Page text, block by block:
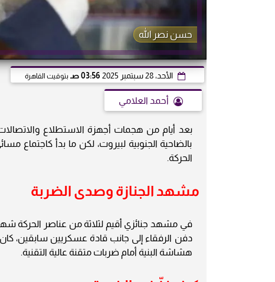
حسن نصر الله
الأحد، 28 سبتمبر 2025 03:56 صـ بتوقيت القاهرة
أحمد العلامي
بعد أيام من هجمات أجهزة الاستطلاع
بالضاحية الجنوبية لبيروت، لكن ما بدأ
الحركة.
مشهد الجنازة وصدى الضربة
في مشهد جنائزي أقيم لثلاثة من عناصر الحركة
دفن الرفقاء إلى جانب قادة عسكريين سابقين، كان
هشاشة البنية أمام ضربات متقنة عالية التقنية.